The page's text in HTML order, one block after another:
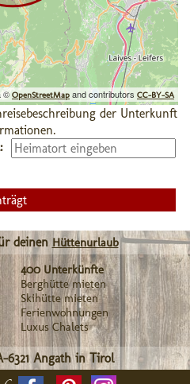
© OpenStreetMap and contributors CC-BY-SA
der Unterkunft
deinen Hüttenurlaub
400 Unterkünfte
Berghütte mieten
Skihütte mieten
Ferienwohnungen
Luxus Chalets
6321 Angath in Tirol